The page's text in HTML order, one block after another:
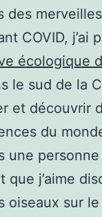
des
COVID, j’ai
écologique
le sud de la
et découvrir
du
une
j’aime
oiseaux sur